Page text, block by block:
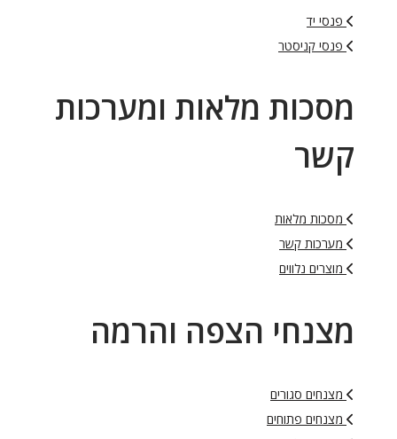
פנסי יד
פנסי קניסטר
מסכות מלאות ומערכות
קשר
מסכות מלאות
מערכות קשר
מוצרים נלווים
מצנחי הצפה והרמה
מצנחים סגורים
מצנחים פתוחים